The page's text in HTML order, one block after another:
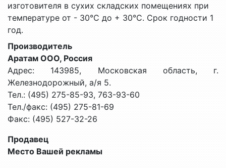
изготовителя в сухих складских помещениях при
температуре от - 30°С до + 30°С. Срок годности 1
год.
Производитель
Аратам ООО, Россия
Адрес: 143985, Московская область, г.
Железнодорожный, а/я 5.
Тел.: (495) 275-85-93, 763-93-60
Тел./факс: (495) 275-81-69
Факс: (495) 527-32-26
Продавец
Место Вашей рекламы